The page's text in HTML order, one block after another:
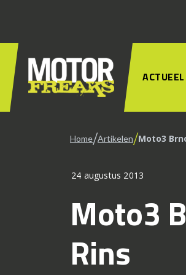
ACTUEEL
Home/Artikelen/Moto3
24 augustus 2013
Moto3
Rins